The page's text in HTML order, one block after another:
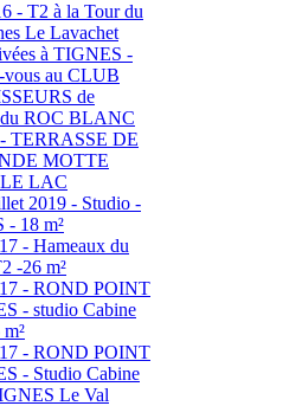
- T2 à la Tour du
Le Lavachet
à TIGNES -
vous au CLUB
de
du ROC BLANC
TERRASSE DE
MOTTE
LAC
2019 - Studio -
- 18 m²
- Hameaux du
-26 m²
- ROND POINT
- studio Cabine
- ROND POINT
- Studio Cabine
Le Val